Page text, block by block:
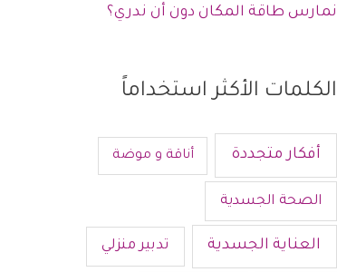
نمارس طاقة المكان دون أن ندري؟
الكلمات الأكثر استخداماً
أفكار متجددة أناقة و موضة
الصحة الجسدية
العناية الجسدية تدبير منزلي